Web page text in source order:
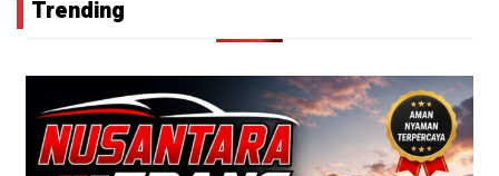
Trending